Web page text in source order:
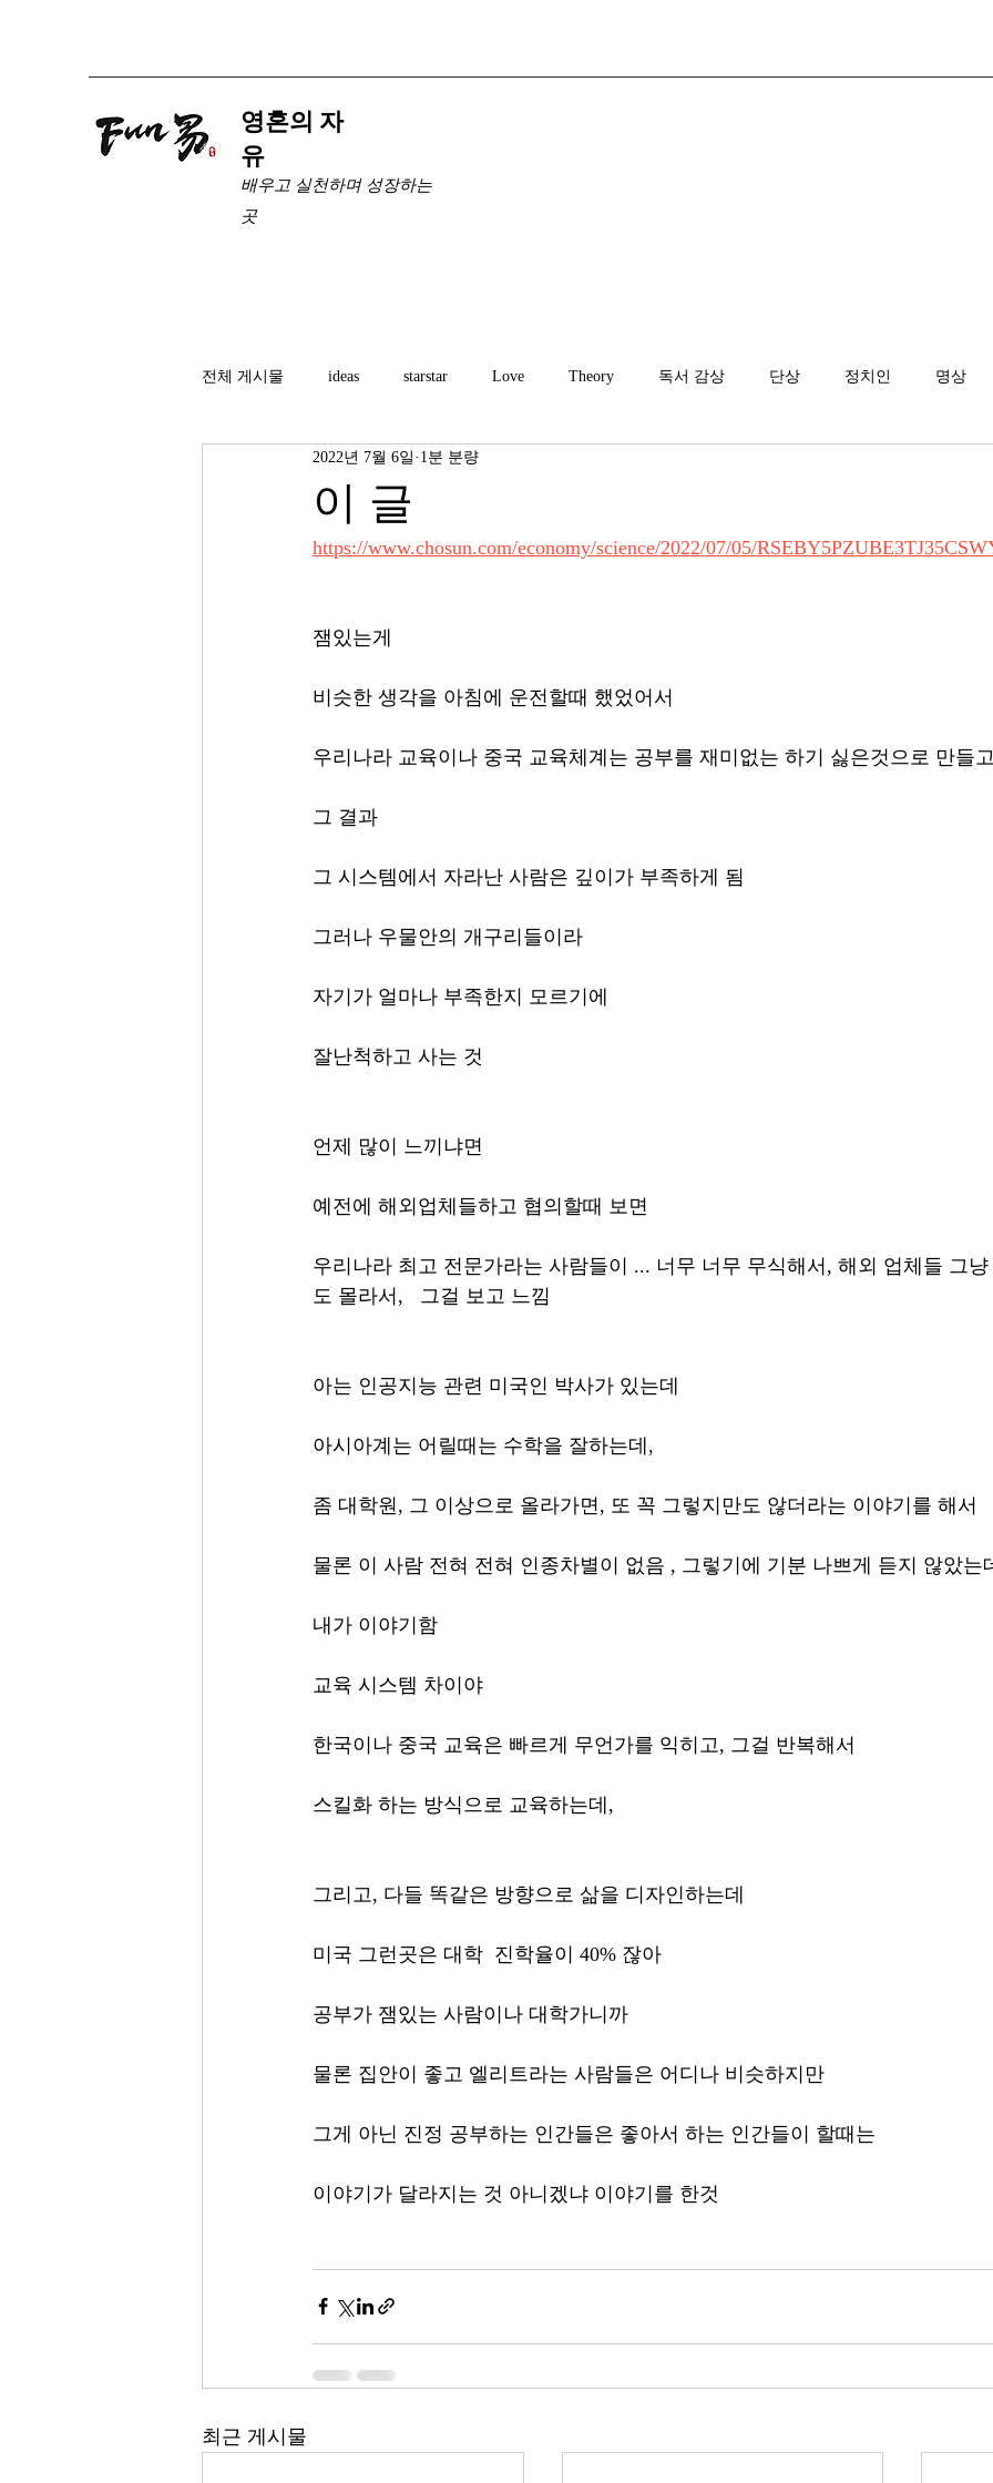
​영혼의 자
유
배우고 실천하며 성장하는
곳
전체 게시물 ideas starstar Love Theory 독서 감상 단상 정치인 명상
이 글
2022년 7월 6일 1분 분량
https://www.chosun.com/economy/science/2022/07/05/
잼있는게
비슷한 생각을 아침에 운전할때 했었어서
우리나라 교육이나 중국 교육체계는 공부를 재미없는 하기 싫은것으로 만들
그 결과
그 시스템에서 자라난 사람은 깊이가 부족하게 됨
그러나 우물안의 개구리들이라
자기가 얼마나 부족한지 모르기에
잘난척하고 사는 것
언제 많이 느끼냐면
예전에 해외업체들하고 협의할때 보면
우리나라 최고 전문가라는 사람들이 ... 너무 너무 무식해서, 해외 업체들 그
도 몰라서,   그걸 보고 느낌
아는 인공지능 관련 미국인 박사가 있는데
아시아계는 어릴때는 수학을 잘하는데,
좀 대학원, 그 이상으로 올라가면, 또 꼭 그렇지만도 않더라는 이야기를 해서
물론 이 사람 전혀 전혀 인종차별이 없음 , 그렇기에 기분 나쁘게 듣지 않았는
내가 이야기함
교육 시스템 차이야
한국이나 중국 교육은 빠르게 무언가를 익히고, 그걸 반복해서
스킬화 하는 방식으로 교육하는데,
그리고, 다들 똑같은 방향으로 삶을 디자인하는데
미국 그런곳은 대학  진학율이 40% 잖아
공부가 잼있는 사람이나 대학가니까
물론 집안이 좋고 엘리트라는 사람들은 어디나 비슷하지만
그게 아닌 진정 공부하는 인간들은 좋아서 하는 인간들이 할때는
이야기가 달라지는 것 아니겠냐 이야기를 한것
최근 게시물